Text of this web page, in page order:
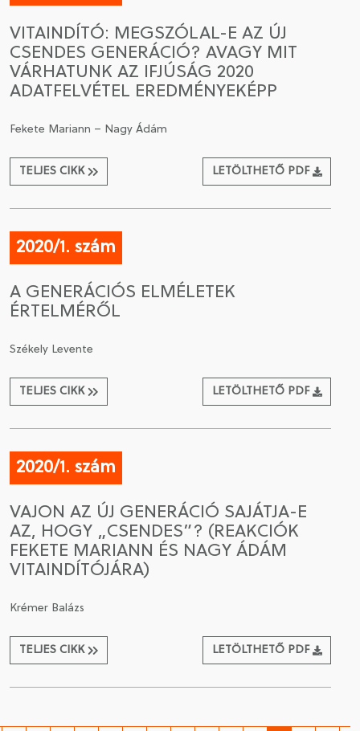
VITAINDÍTÓ: MEGSZÓLAL-E AZ ÚJ
CSENDES GENERÁCIÓ? AVAGY MIT
VÁRHATUNK AZ IFJÚSÁG 2020
ADATFELVÉTEL EREDMÉNYEKÉPP
Fekete Mariann – Nagy Ádám
TELJES CIKK LETÖLTHETŐ PDF
2020/1. szám
A GENERÁCIÓS ELMÉLETEK
ÉRTELMÉRŐL
Székely Levente
TELJES CIKK LETÖLTHETŐ PDF
2020/1. szám
VAJON AZ ÚJ GENERÁCIÓ SAJÁTJA-E
AZ, HOGY „CSENDES”? (REAKCIÓK
FEKETE MARIANN ÉS NAGY ÁDÁM
VITAINDÍTÓJÁRA)
Krémer Balázs
TELJES CIKK LETÖLTHETŐ PDF